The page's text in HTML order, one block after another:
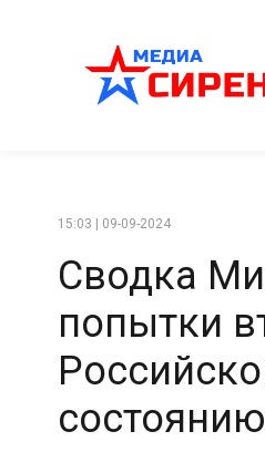
15:03 | 09-09-2024
Сводка
попытки